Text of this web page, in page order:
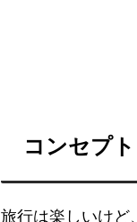
コンセプト
旅行は楽しいけど